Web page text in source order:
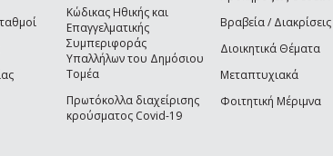
Κώδικας Ηθικής και
Επαγγελματικής
Συμπεριφοράς
Υπαλλήλων του Δημόσιου
Τομέα
Πρωτόκολλα διαχείρισης
κρούσματος Covid-19
Βραβεία / Διακρίσεις
Διοικητικά Θέματα
Μεταπτυχιακά
Φοιτητική Μέριμνα